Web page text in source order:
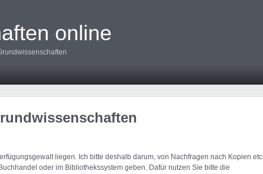
online
liegen. Ich bitte deshalb darum, von Nachfragen nach Kopien etc.
oder im Bibliothekssystem geben. Dafür nutzen Sie bitte die